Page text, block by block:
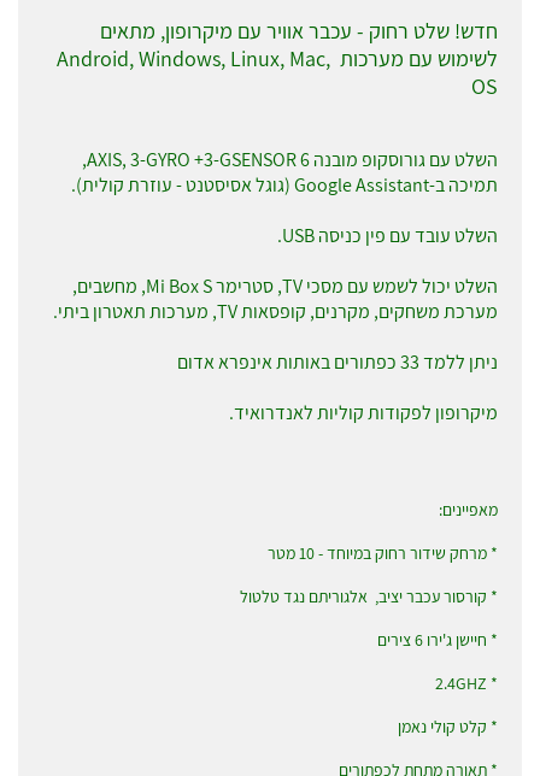
חדש! שלט רחוק - עכבר אוויר עם מיקרופון, מתאים
לשימוש עם מערכות Android, Windows, Linux, Mac,
OS
השלט עם גורוסקופ מובנה 6 AXIS, 3-GYRO +3-GSENSOR,
תמיכה ב-Google Assistant (גוגל אסיסטנט - עוזרת קולית).
השלט עובד עם פין כניסה USB.
השלט יכול לשמש עם מסכי TV, סטרימר Mi Box S, מחשבים,
מערכת משחקים, מקרנים, קופסאות TV, מערכות תאטרון ביתי.
ניתן ללמד 33 כפתורים באותות אינפרא אדום
מיקרופון לפקודות קוליות לאנדרואיד.
מאפיינים:
* מרחק שידור רחוק במיוחד - 10 מטר
* קורסור עכבר יציב, אלגוריתם נגד טלטול
* חיישן ג'ירו 6 צירים
* 2.4GHZ
* קלט קולי נאמן
* תאורה מתחת לכפתורים